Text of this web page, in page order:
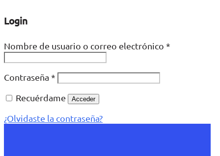
Login
Nombre de usuario o correo electrónico *
Contraseña *
Recuérdame
Acceder
¿Olvidaste la contraseña?